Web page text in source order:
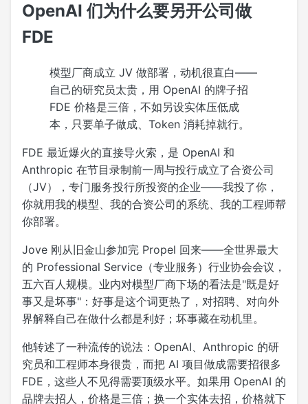
OpenAI 们为什么要另开公司做
FDE
模型厂商成立 JV 做部署，动机很直白——
自己的研究员太贵，用 OpenAI 的牌子招
FDE 价格是三倍，不如另设实体压低成
本，只要单子做成、Token 消耗掉就行。
FDE 最近爆火的直接导火索，是 OpenAI 和
Anthropic 在节目录制前一周与投行成立了合资公司
（JV），专门服务投行所投资的企业——我投了你，
你就用我的模型、我的合资公司的系统、我的工程师帮
你部署。
Jove 刚从旧金山参加完 Propel 回来——全世界最大
的 Professional Service（专业服务）行业协会会议，
五六百人规模。业内对模型厂商下场的看法是"既是好
事又是坏事"：好事是这个词更热了，对招聘、对向外
界解释自己在做什么都是利好；坏事藏在动机里。
他转述了一种流传的说法：OpenAI、Anthropic 的研
究员和工程师本身很贵，而把 AI 项目做成需要招很多
FDE，这些人不见得需要顶级水平。如果用 OpenAI 的
品牌去招人，价格是三倍；换一个实体去招，价格就下